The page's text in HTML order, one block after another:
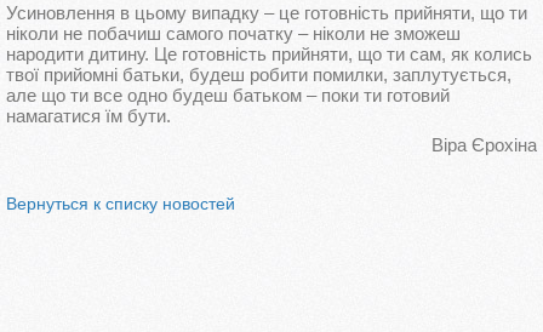
Усиновлення в цьому випадку – це готовність прийняти, що ти
ніколи не побачиш самого початку – ніколи не зможеш
народити дитину. Це готовність прийняти, що ти сам, як колись
твої прийомні батьки, будеш робити помилки, заплутується,
але що ти все одно будеш батьком – поки ти готовий
намагатися їм бути.
Віра Єрохіна
Вернуться к списку новостей